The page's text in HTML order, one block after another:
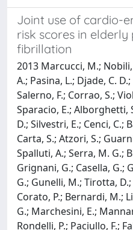
Joint use of cardio-
risk scores in
fibrillation
2013 Marcucci, M.;
A.; Pasina, L.; Djade, C.
Salerno, F.; Corrao, S.;
Sparacio, E.; Alborghetti,
D.; Silvestri, E.; Cenci, C.;
Carta, S.; Atzori, S.;
Spalluti, A.; Serra, M. G.;
Grignani, G.; Casella, G.;
G.; Gunelli, M.; Tirotta,
Corato, P.; Bernardi, M.;
G.; Marchesini, E.;
Rondelli, P.; Paciullo, F.;